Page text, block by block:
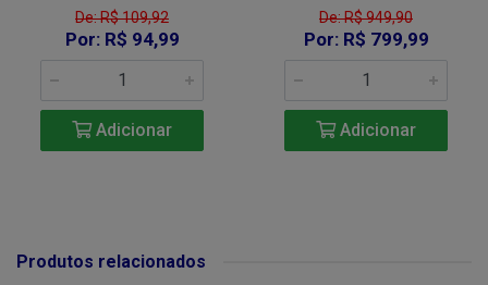
De: R$ 109,92
Por: R$ 94,99
Adicionar
De: R$ 949,90
Por: R$ 799,99
Adicionar
Produtos relacionados